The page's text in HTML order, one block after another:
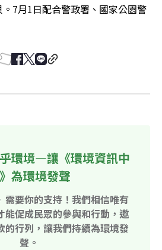
7月1日配合警政署、國家公園警
環境—讓《環境資訊中
為環境發聲
需要你的支持！我們相信唯有
能促成民眾的參與和行動，邀
的行列，讓我們持續為環境發
聲。